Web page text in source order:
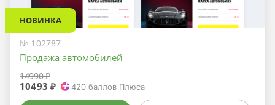
НОВИНКА
№ 102787
Продажа автомобилей
14990 ₽
10493 ₽ 420 баллов Плюса